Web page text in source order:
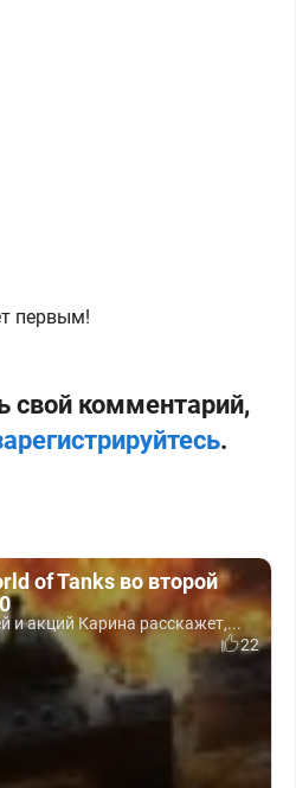
первым!
свой комментарий,
.
of Tanks во второй
и акций Карина расскажет,...
22